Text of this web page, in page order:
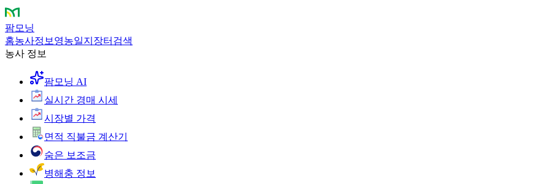
팜모닝
홈농사정보 영농일지 장터 검색
농사 정보
팜모닝 AI
실시간 경매 시세
시장별 가격
면적 직불금 계산기
숨은 보조금
병해충 정보